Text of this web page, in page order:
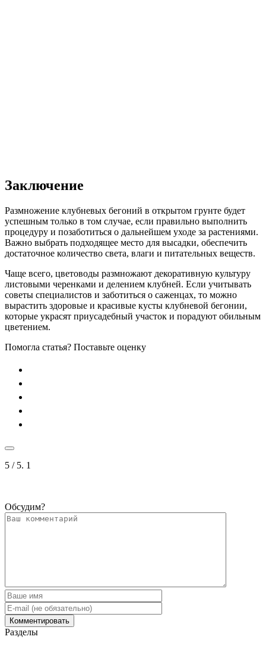
Заключение
Размножение клубневых бегоний в открытом грунте будет
успешным только в том случае, если правильно выполнить
процедуру и позаботиться о дальнейшем уходе за растениями.
Важно выбрать подходящее место для высадки, обеспечить
достаточное количество света, влаги и питательных веществ.
Чаще всего, цветоводы размножают декоративную культуру
листовыми черенками и делением клубней. Если учитывать
советы специалистов и заботиться о саженцах, то можно
вырастить здоровые и красивые кусты клубневой бегонии,
которые украсят приусадебный участок и порадуют обильным
цветением.
Помогла статья? Поставьте оценку
5 / 5. 1
Обсудим?
Разделы